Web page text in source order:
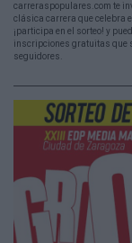
carreraspopulares.com te
clásica carrera que celebra
¡participa en el sorteo! y
inscripciones gratuitas que
seguidores.